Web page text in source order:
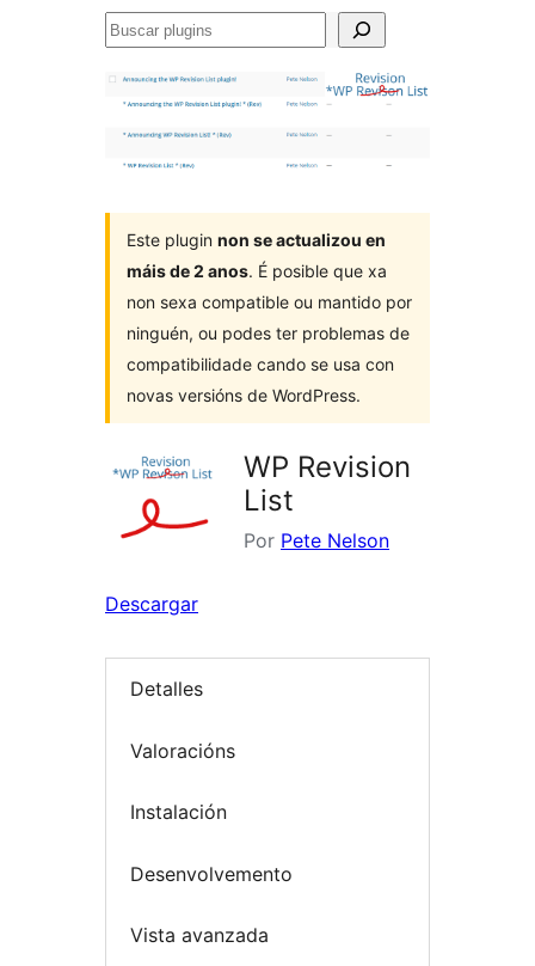
Buscar
Este plugin non se actualizou en
máis de 2 anos. É posible que xa
non sexa compatible ou mantido por
ninguén, ou podes ter problemas de
compatibilidade cando se usa con
novas versións de WordPress.
WP Revision
List
Por Pete Nelson
Descargar
Detalles
Valoracións
Instalación
Desenvolvemento
Vista avanzada